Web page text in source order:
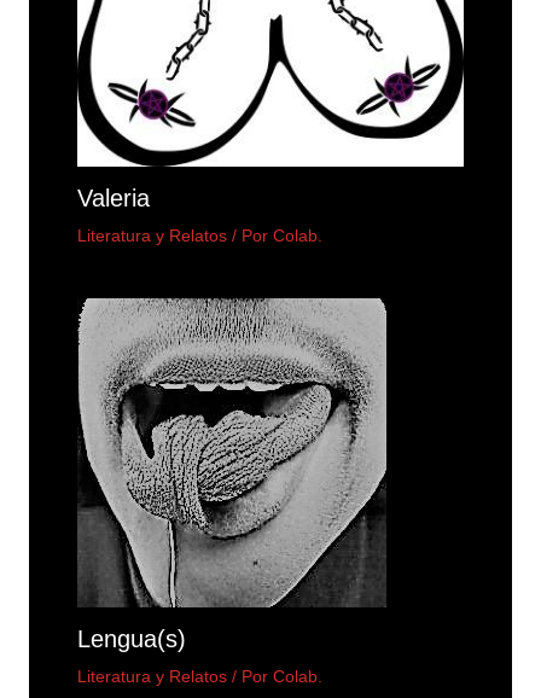
Valeria
Literatura y Relatos / PorColab.
Lengua(s)
Literatura y Relatos / PorColab.